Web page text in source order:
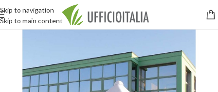
Skip to navigation
Skip to main content